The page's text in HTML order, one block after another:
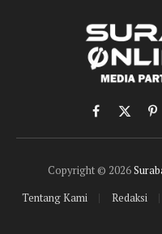
Facebook
X
Copyright © 2026
Tentang Kami
Redaksi